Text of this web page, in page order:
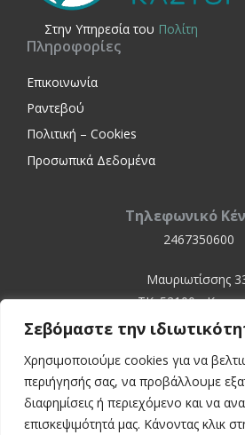
Σεβόμαστε την
Χρησιμοποιούμε cookies για να
περιήγησής σας, να προβάλλουμε
διαφημίσεις ή περιεχόμενο και να
επισκεψιμότητά μας. Κάνοντας κλικ
Στην Yπηρεσία του Πολίτη
Πληροφορίες
Επικοινωνία
Ραντεβού
Πολιτική – Cookies
Προσωπικά Δεδομένα
Τηλεφωνικό
2467350600
Μαυριωτίσσης
ΤΚ. 52100 -